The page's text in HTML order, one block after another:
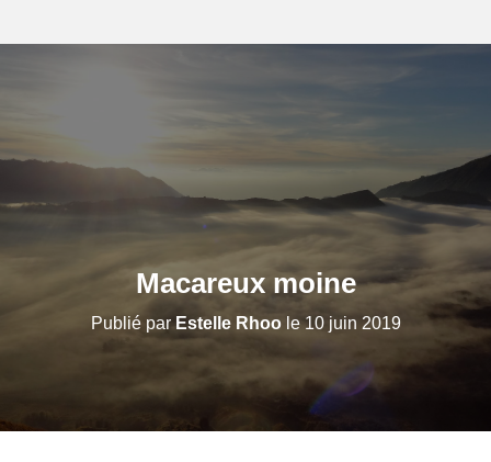
Macareux moine
Publié parEstelle Rhoole10 juin 2019